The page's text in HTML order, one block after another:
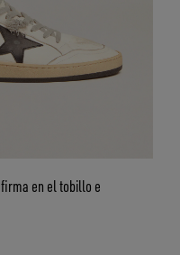
en el tobillo e